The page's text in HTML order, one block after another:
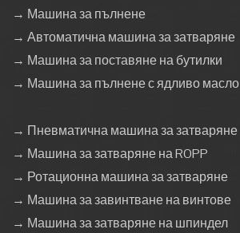
→ Машина за пълнене
→ Автоматична машина за затваряне
→ Машина за поставяне на бутилки
→ Машина за пълнене с ядливо масло
→ Пневматична машина за затваряне
→ Машина за затваряне на ROPP
→ Ротационна машина за затваряне
→ Машина за завинтване на винтове
→ Машина за затваряне на шпиндел